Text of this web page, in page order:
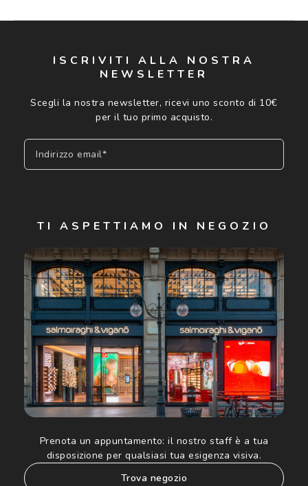
ISCRIVITI ALLA NOSTRA
NEWSLETTER
Scegli la nostra newsletter, ricevi uno sconto di 10€
per il tuo primo acquisto.
Indirizzo email*
Cliccando su "Iscriviti", confermo di avere più di 16 anni e
acconsento all'utilizzo dei miei Dati Personali da parte di
Luxottica Group S.p.A. per l'invio di offerte speciali, novità
ed altre comunicazioni di carattere pubblicitario (consultare
Informativa sulla privacyper ulteriori informazioni).
TI ASPETTIAMO IN NEGOZIO
Prenota un appuntamento: il nostro staff è a tua
disposizione per qualsiasi tua esigenza visiva.
trova negozio